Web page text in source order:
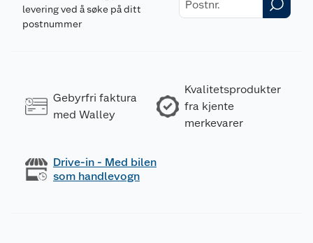
levering ved å søke på ditt
postnummer
Gebyrfri faktura
med Walley
Kvalitetsprodukter
fra kjente
merkevarer
Drive-in - Med bilen
som handlevogn